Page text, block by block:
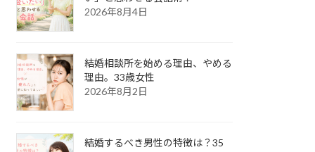
2026年8月4日
結婚相談所を始める理由、やめる
理由。33歳女性
2026年8月2日
結婚するべき男性の特徴は？35